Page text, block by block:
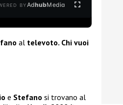
BYAdhubMedia
al televoto. Chi vuoi
e Stefano si trovano al